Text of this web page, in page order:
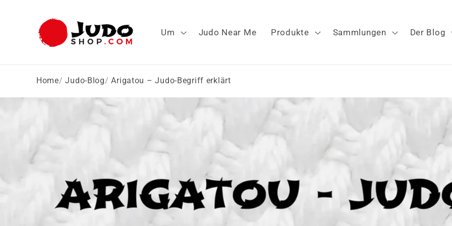
Inhalt
Um Judo Near Me Produkte Sammlungen Der Blog
Home Judo-Blog Arigatou – Judo-Begriff erklärt